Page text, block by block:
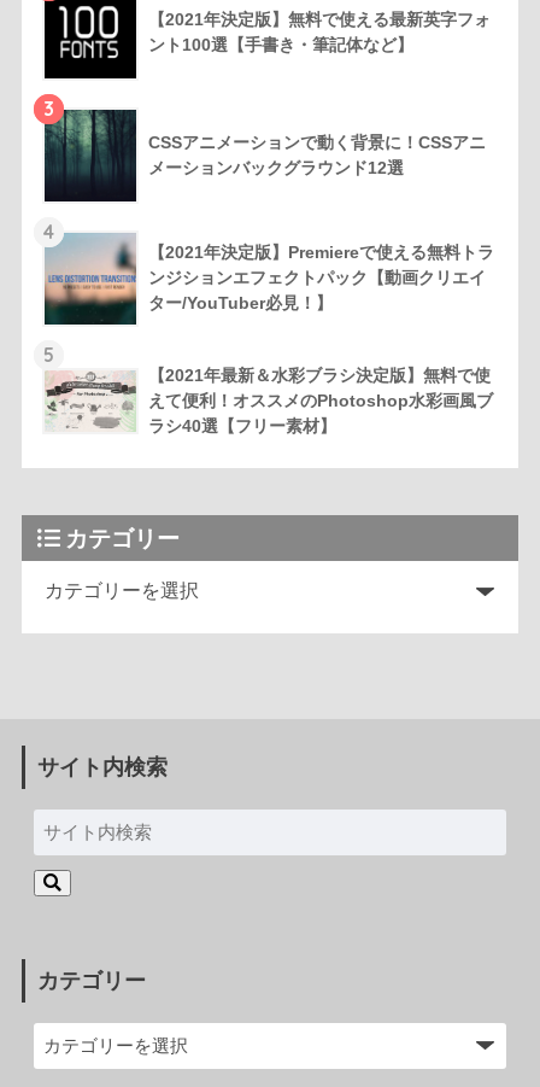
【2021年決定版】無料で使える最新英字フォ
ント100選【手書き・筆記体など】
3
CSSアニメーションで動く背景に！CSSアニ
メーションバックグラウンド12選
4
【2021年決定版】Premiereで使える無料トラ
ンジションエフェクトパック【動画クリエイ
ター/YouTuber必見！】
5
【2021年最新＆水彩ブラシ決定版】無料で使
えて便利！オススメのPhotoshop水彩画風ブ
ラシ40選【フリー素材】
カテゴリー
サイト内検索
カテゴリー